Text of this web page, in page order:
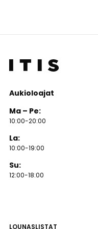
LOUNASLISTAT
Aukioloajat
Ma – Pe:
10:00-20:00
La:
10:00-19:00
Su:
12:00-18:00